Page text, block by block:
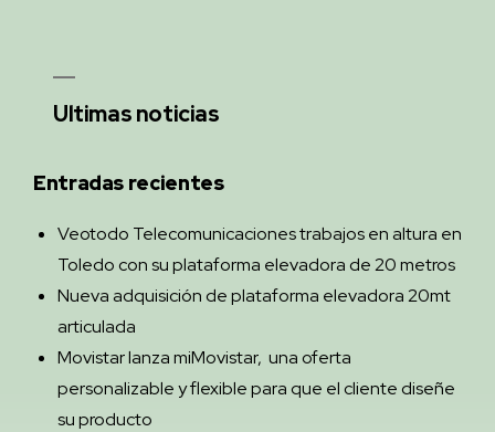
Ultimas noticias
Entradas recientes
Veotodo Telecomunicaciones trabajos en altura en
Toledo con su plataforma elevadora de 20 metros
Nueva adquisición de plataforma elevadora 20mt
articulada
Movistar lanza miMovistar, una oferta
personalizable y flexible para que el cliente diseñe
su producto